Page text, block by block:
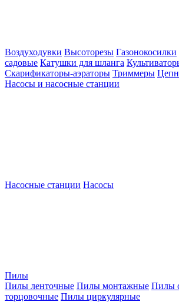
Воздуходувки Высоторезы Газонокосилки
садовые Катушки для шланга
Скарификаторы-аэраторы Триммеры
Насосы и насосные станции
Насосные станции Насосы
Пилы
Пилы ленточные Пилы монтажные Пилы
торцовочные Пилы циркулярные